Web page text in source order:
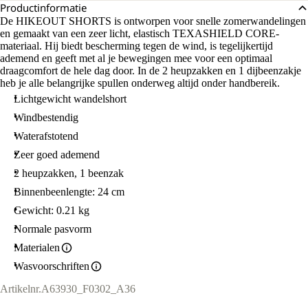
Productinformatie
De HIKEOUT SHORTS is ontworpen voor snelle zomerwandelingen
en gemaakt van een zeer licht, elastisch TEXASHIELD CORE-
materiaal. Hij biedt bescherming tegen de wind, is tegelijkertijd
ademend en geeft met al je bewegingen mee voor een optimaal
draagcomfort de hele dag door. In de 2 heupzakken en 1 dijbeenzakje
heb je alle belangrijke spullen onderweg altijd onder handbereik.
Lichtgewicht wandelshort
Windbestendig
Waterafstotend
Zeer goed ademend
2 heupzakken, 1 beenzak
Binnenbeenlengte: 24 cm
Gewicht: 0.21 kg
Normale pasvorm
Materialen
Wasvoorschriften
Artikelnr.A63930_F0302_A36